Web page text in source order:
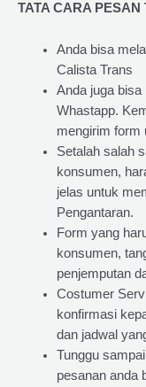
TATA CARA
Anda bisa
Calista Trans
Anda juga bisa
Whastapp.
mengirim form
Setalah salah
konsumen,
jelas untuk
Pengantaran.
Form yang
konsumen,
penjemputan
Costumer
konfirmasi
dan jadwal
Tunggu
pesanan anda